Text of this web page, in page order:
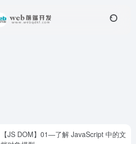
【JS DOM】01—了解 JavaScript 中的文